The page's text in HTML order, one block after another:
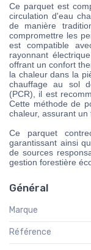
Ce parquet est
circulation d'eau
de manière
compromettre les
est compatible
rayonnant
offrant un confort
la chaleur dans la
chauffage au sol
(PCR), il est
Cette méthode de
chaleur, assurant un
Ce parquet
garantissant ainsi
de sources
gestion forestière
Général
Marque
Référence